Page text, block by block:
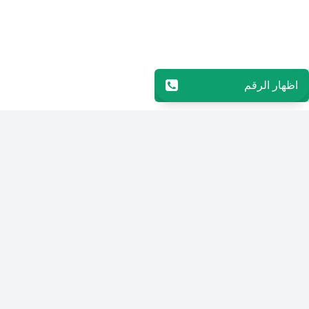
اظهار الرقم96565594848